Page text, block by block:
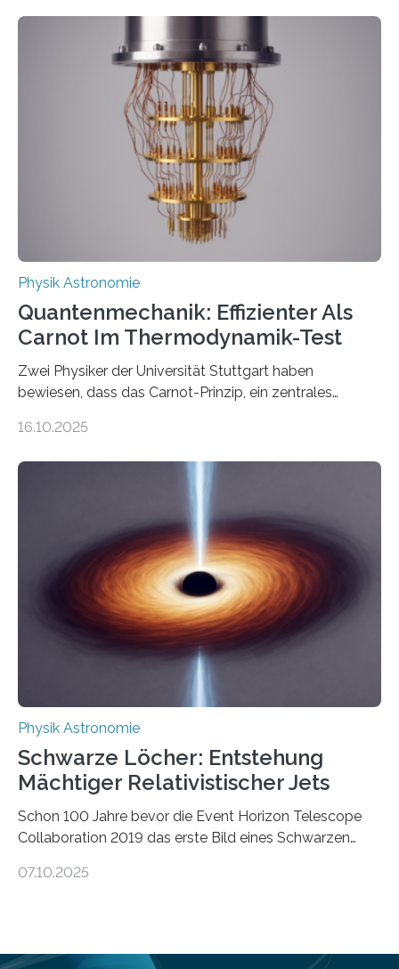
werden schnell weiterentwickelt. Dies ist der Alltag in
der Forschung der Quantentheorie, die dieses Jahr 100
Jahre alt geworden ist, weshalb die UNESCO 2025 zum
Internationalen Jahr der Quantenwissenschaft und -
technologie ausgerufen hat. Doch nun hat eine
internationale Forschungsgruppe um den
Physik Astronomie
Quantenmechanik: Effizienter Als
Carnot Im Thermodynamik-Test
Zwei Physiker der Universität Stuttgart haben
bewiesen, dass das Carnot-Prinzip, ein zentrales
Größenordnung von Atomen gilt, deren physikalische
Quantenmotoren voranbringen. Das
Wissenschaftsjournal Science Advances veröffentlichte
die Herleitung. (DOI: 10.1126/sciadv.adw8462)
Verbrennungsmotoren oder Dampfturbinen sind
Wärmekraftmaschinen: Sie wandeln thermische
Energie in mechanische Bewegung um – oder anders
ausgedrückt, Wärme in Bewegung. In
quantenmechanischen Experimenten ist es in den…
16.10.2025
Physik Astronomie
Schwarze Löcher: Entstehung
Mächtiger Relativistischer Jets
Schon 100 Jahre bevor die Event Horizon Telescope
Collaboration 2019 das erste Bild eines Schwarzen
hatte der Astronom Heber Curtis einen seltsamen
07.10.2025